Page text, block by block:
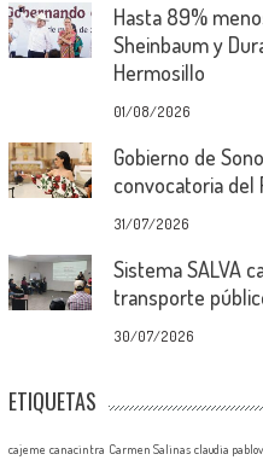
Hasta 89%
Sheinbaum y
Hermosillo
01/08/2026
Gobierno de
convocatoria del
31/07/2026
Sistema SALVA
transporte
30/07/2026
ETIQUETAS
cajeme canacintra Carmen Salinas claudia